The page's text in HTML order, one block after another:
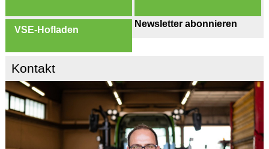
VSE-Hofladen
Newsletter abonnieren
Kontakt